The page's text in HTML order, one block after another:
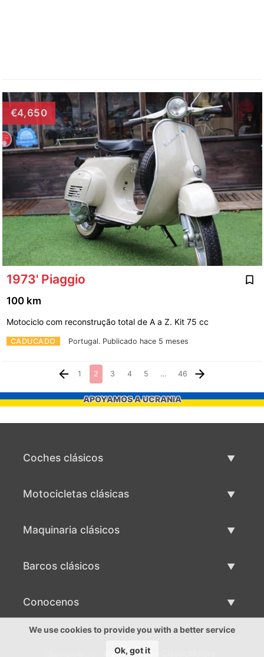
€4,650
1973' Piaggio
CADUCADO Portugal. Publicado hace 5 meses
100 km
Motociclo com reconstrução total de A a Z. Kit 75 cc
1 2 3 4 5 … 46
APOYAMOS A UCRANIA
Coches clásicos
Motocicletas clásicas
Maquinaria clásicos
Barcos clásicos
Vende barco clásico
Conocenos
Conocenos
©2017-2026 - ClassicMotors
We use cookies to provide you with a better service
Ok, got it